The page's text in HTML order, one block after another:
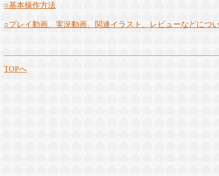
○基本操作方法
○プレイ動画、実況動画、関連イラスト、レビューなどにつ
TOPへ